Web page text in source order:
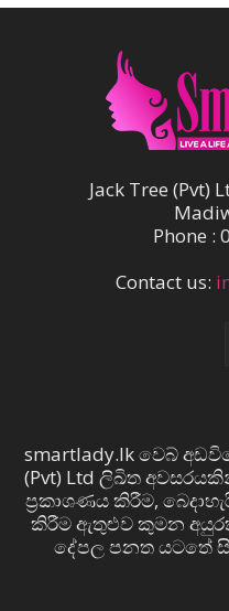
Jack Tree (Pvt)
Phone :
Contact us:
smartlady.lk වෙබ්
(Pvt) Ltd ලිඛිත
ප්‍රකාශණය කිරීම,
කිරීම ඇතුළුව කුමන
දේපල පනත යටතේ